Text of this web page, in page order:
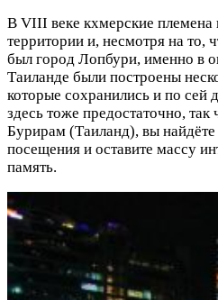
В VIII веке кхмерские племена
территории и, несмотря на то,
был город Лопбури, именно в
Таиланде были построены
которые сохранились и по сей
здесь тоже предостаточно,
Бурирам (Таиланд), вы
посещения и оставите массу
память.